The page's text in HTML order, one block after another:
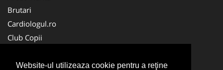
Website-ul utilizeaza cookie pentru a reţine
Brutari
Cardiologul.ro
Club Copii
Ambalaje Romania